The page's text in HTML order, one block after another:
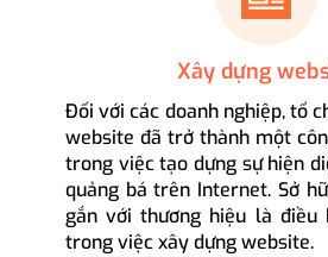
Xây dựng
Đối với các doanh nghiệp, tổ
website đã trở thành một
trong việc tạo dựng sự hiện
quảng bá trên Internet. Sở
gắn với thương hiệu là điều
trong việc xây dựng website.